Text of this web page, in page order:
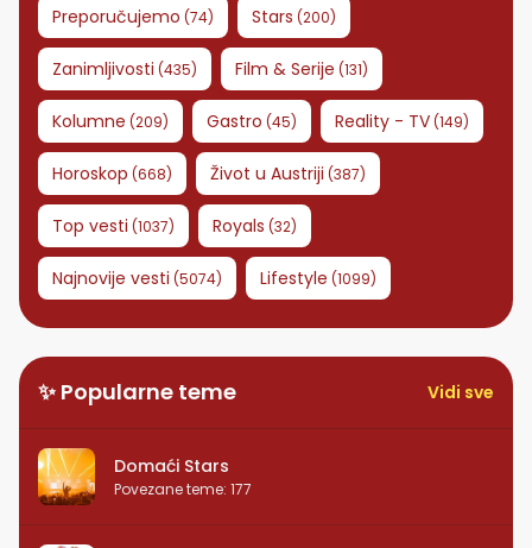
Preporučujemo (74) Stars (200)
Zanimljivosti (435) Film & Serije (131)
Kolumne (209) Gastro (45) Reality - TV(149)
Horoskop (668) Život u Austriji (387)
Top vesti (1037) Royals (32)
Najnovije vesti (5074) Lifestyle (1099)
✨ Popularne teme Vidi sve
Domaći Stars
Povezane teme: 177